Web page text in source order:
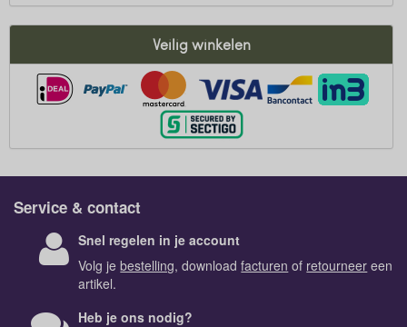
Veilig winkelen
Service & contact
Snel regelen in je account
Volg jebestelling, downloadfacturen of retourneer een
artikel.
Heb je ons nodig?